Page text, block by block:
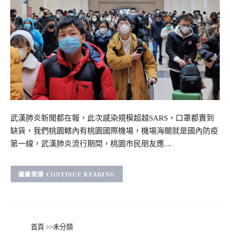
武漢肺炎新聞都在報，此次感染規模超越SARS，口罩都賣到
缺貨，我們桃園轄內有桃園國際機場，機場海關就是國內防疫
第一線，武漢肺炎流行期間，桃園市民朋友應…
CONTINUE READING
首頁 >>未分類